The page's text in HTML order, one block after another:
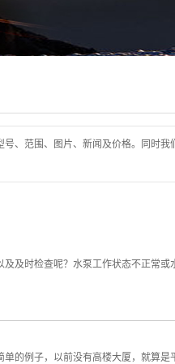
号、范围、图片、新闻及价格。同时我
及时检查呢？水泵工作状态不正常
的例子，以前没有高楼大厦，就算